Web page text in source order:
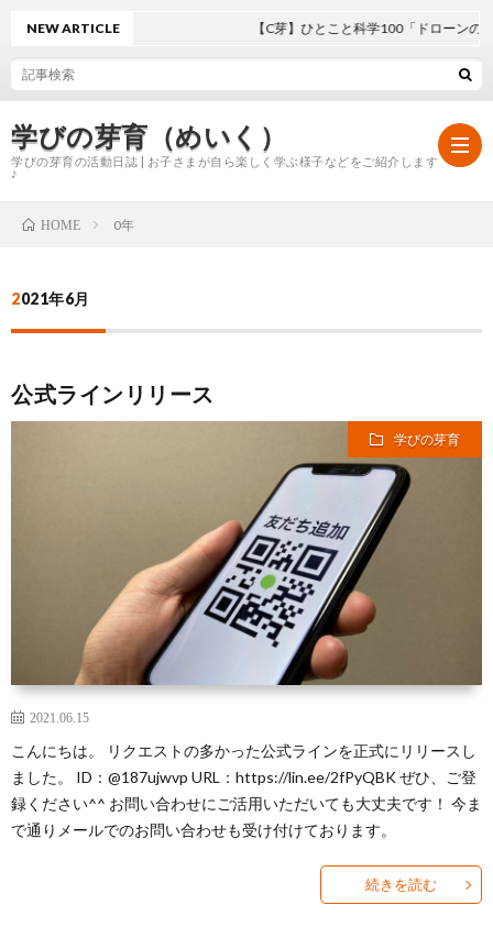
学びの芽育（めいく）
学びの芽育の活動日誌 | お子さまが自ら楽しく学ぶ様子などをご紹介します
♪
NEW ARTICLE 【C芽】ひとこと科学100「ドローンの仕
HOME 0年
2021年6月
公式ラインリリース
学びの芽育
2021.06.15
こんにちは。 リクエストの多かった公式ラインを正式にリリースし
ました。 ID：@187ujwvp URL：https://lin.ee/2fPyQBK ぜひ、ご登
録ください^^ お問い合わせにご活用いただいても大丈夫です！ 今ま
で通りメールでのお問い合わせも受け付けております。
続きを読む